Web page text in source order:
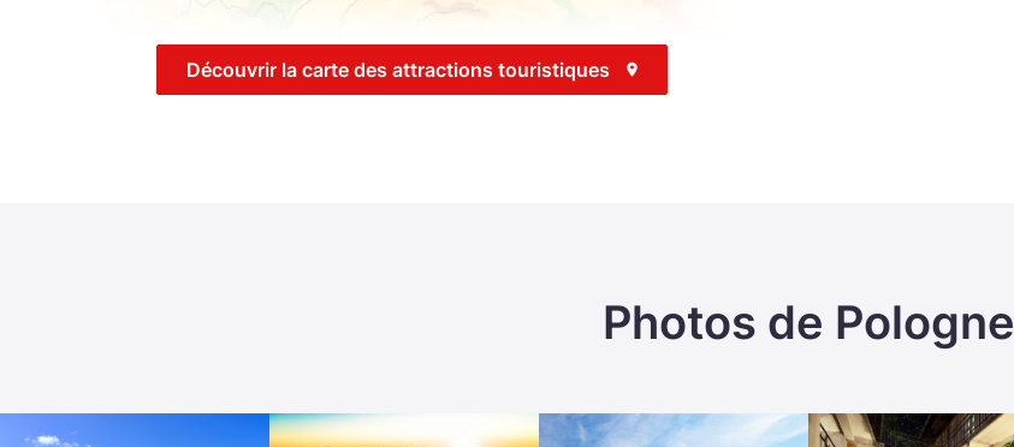
Découvrir la carte des attractions touristiques
Photos de Pologne